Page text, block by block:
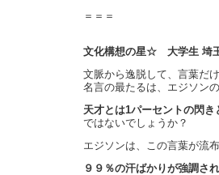
＝＝＝
文化構想の星☆ 大学生 埼
文脈から逸脱して、言葉だ
名言の最たるは、エジソンの
天才とは1パーセントの閃
ではないでしょうか？
エジソンは、この言葉が流
９９％の汗ばかりが強調さ